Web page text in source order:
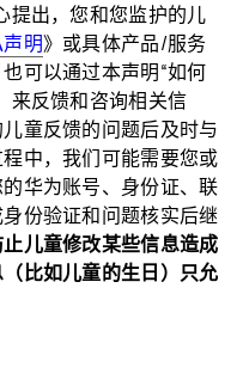
提出，您和您监护的儿
明》或具体产品/服务
可以通过本声明“如何
来反馈和咨询相关信
童反馈的问题后及时与
中，我们可能需要您或
华为账号、身份证、联
份验证和问题核实后继
儿童修改某些信息造成
比如儿童的生日）只允